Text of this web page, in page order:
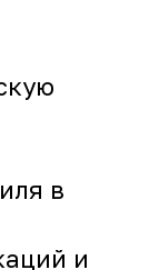
в
и